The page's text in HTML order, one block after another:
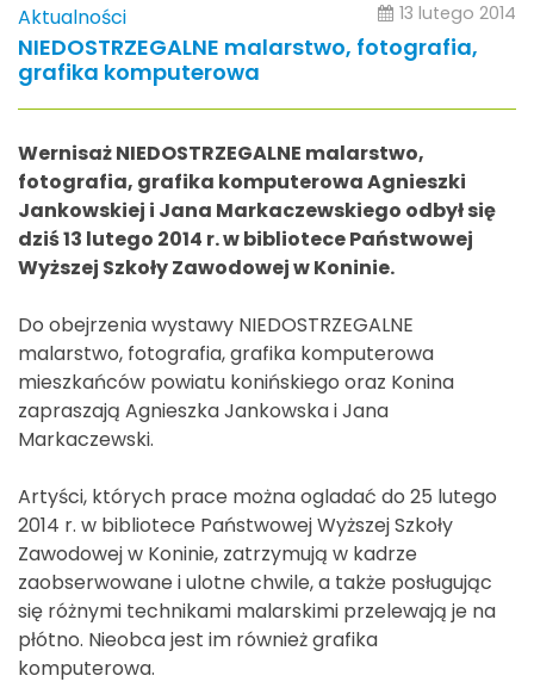
Aktualności 13 lutego 2014
NIEDOSTRZEGALNE malarstwo, fotografia,
grafika komputerowa
Wernisaż NIEDOSTRZEGALNE malarstwo,
fotografia, grafika komputerowa Agnieszki
Jankowskiej i Jana Markaczewskiego odbył się
dziś 13 lutego 2014 r. w bibliotece Państwowej
Wyższej Szkoły Zawodowej w Koninie.
Do obejrzenia wystawy NIEDOSTRZEGALNE
malarstwo, fotografia, grafika komputerowa
mieszkańców powiatu konińskiego oraz Konina
zapraszają Agnieszka Jankowska i Jana
Markaczewski.
Artyści, których prace można ogladać do 25 lutego
2014 r. w bibliotece Państwowej Wyższej Szkoły
Zawodowej w Koninie, zatrzymują w kadrze
zaobserwowane i ulotne chwile, a także posługując
się różnymi technikami malarskimi przelewają je na
płótno. Nieobca jest im również grafika
komputerowa.